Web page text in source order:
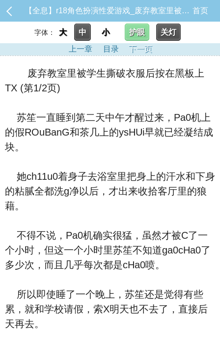
【全息】r18角色扮演性爱游戏_废弃教室里被学生撕破衣服后按在黑板上TX 首页
字体： 大 中 小 护眼
关灯
上一章
目录 下一页
废弃教室里被学生撕破衣服后按在黑板上
TX (第1/2页)
苏笙一直睡到第二天中午才醒过来，Pa0机上
的假ROuBanG和茶几上的ysHUi早就已经凝结成
块。
她ch11u0着身子去浴室里把身上的汗水和下身
的粘腻全都洗g净以后，才出来收拾客厅里的狼
藉。
不得不说，Pa0机确实很猛，虽然才被C了一
个小时，但这一个小时里苏笙不知道ga0cHa0了
多少次，而且几乎每次都是cHa0喷。
所以即使睡了一个晚上，苏笙还是觉得有些
累，就和学校请假，索X明天也不去了，直接后
天再去。